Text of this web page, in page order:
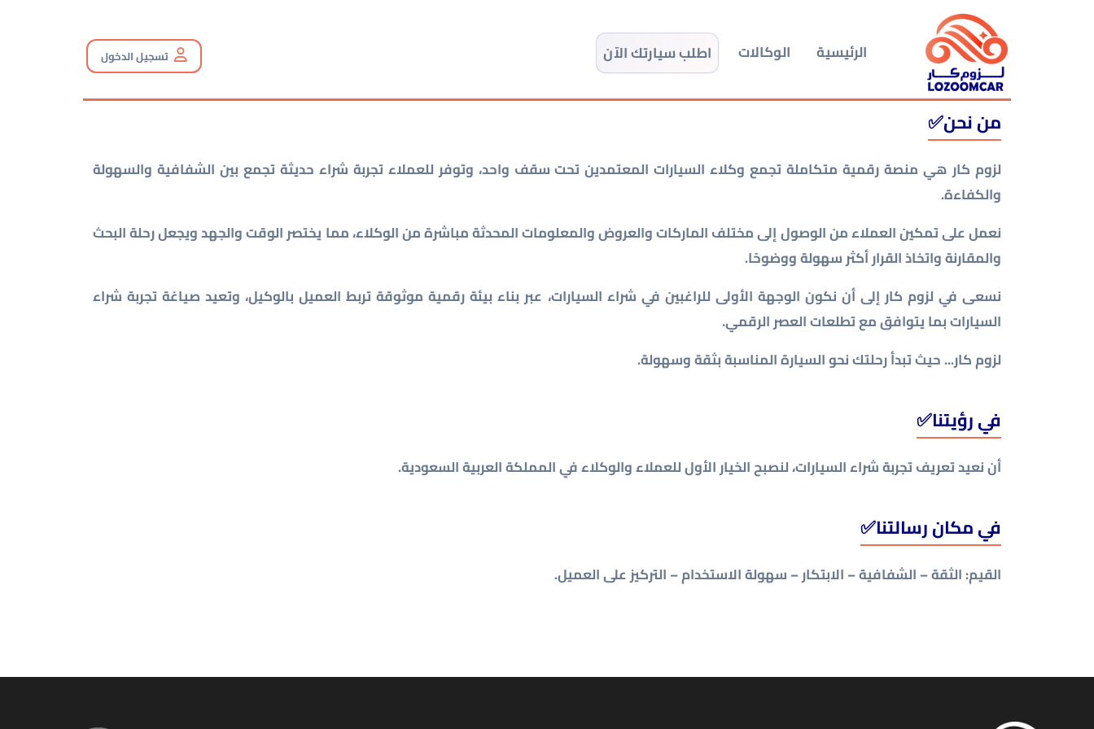
الرئيسية الوكالات اطلب سيارتك الآن تسجيل الدخول
من نحن✅
لزوم كار هي منصة رقمية متكاملة تجمع وكلاء السيارات المعتمدين تحت سقف واحد، وتوفر للعملاء تجربة شراء حديثة تجمع بين الشفافية والسهولة
والكفاءة.
نعمل على تمكين العملاء من الوصول إلى مختلف الماركات والعروض والمعلومات المحدثة مباشرة من الوكلاء، مما يختصر الوقت والجهد ويجعل رحلة البحث
والمقارنة واتخاذ القرار أكثر سهولة ووضوحًا.
نسعى في لزوم كار إلى أن نكون الوجهة الأولى للراغبين في شراء السيارات، عبر بناء بيئة رقمية موثوقة تربط العميل بالوكيل، وتعيد صياغة تجربة شراء
السيارات بما يتوافق مع تطلعات العصر الرقمي.
لزوم كار... حيث تبدأ رحلتك نحو السيارة المناسبة بثقة وسهولة.
في رؤيتنا✅
أن نعيد تعريف تجربة شراء السيارات، لنصبح الخيار الأول للعملاء والوكلاء في المملكة العربية السعودية.
في مكان رسالتنا✅
القيم: الثقة – الشفافية – الابتكار – سهولة الاستخدام – التركيز على العميل.